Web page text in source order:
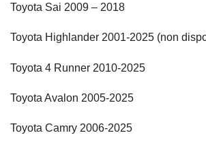
Toyota Sai 2009 – 2018
Toyota Highlander 2001-2025 (non
Toyota 4 Runner 2010-2025
Toyota Avalon 2005-2025
Toyota Camry 2006-2025